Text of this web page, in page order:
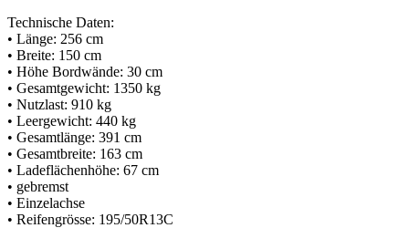
Technische Daten:
• Länge: 256 cm
• Breite: 150 cm
• Höhe Bordwände: 30 cm
• Gesamtgewicht: 1350 kg
• Nutzlast: 910 kg
• Leergewicht: 440 kg
• Gesamtlänge: 391 cm
• Gesamtbreite: 163 cm
• Ladeflächenhöhe: 67 cm
• gebremst
• Einzelachse
• Reifengrösse: 195/50R13C